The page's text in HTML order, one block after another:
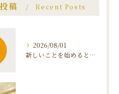
稿 Recent Posts
2026/08/01
新しいことを始めると、 不安と恐怖が襲ってくる理由 〜マインドを知ることがダイエット 成功のカギ〜